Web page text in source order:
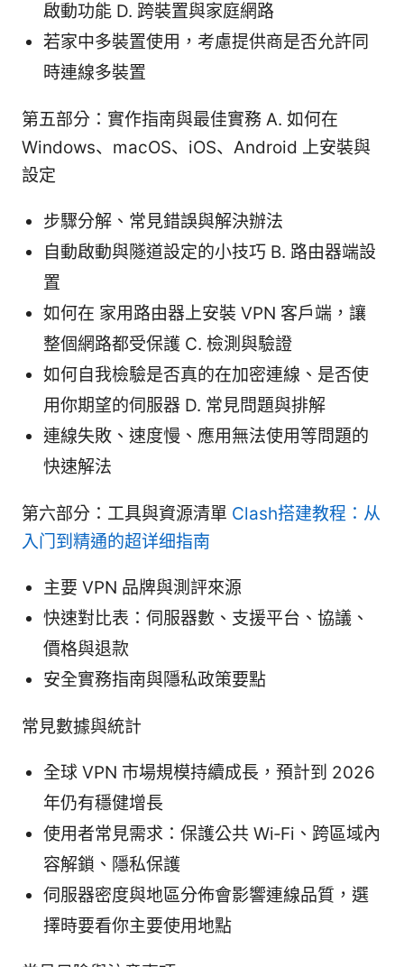
啟動功能 D. 跨裝置與家庭網路
若家中多裝置使用，考慮提供商是否允許同
時連線多裝置
第五部分：實作指南與最佳實務 A. 如何在
Windows、macOS、iOS、Android 上安裝與
設定
步驟分解、常見錯誤與解決辦法
自動啟動與隧道設定的小技巧 B. 路由器端設
置
如何在 家用路由器上安裝 VPN 客戶端，讓
整個網路都受保護 C. 檢測與驗證
如何自我檢驗是否真的在加密連線、是否使
用你期望的伺服器 D. 常見問題與排解
連線失敗、速度慢、應用無法使用等問題的
快速解法
第六部分：工具與資源清單 Clash搭建教程：从
入门到精通的超详细指南
主要 VPN 品牌與測評來源
快速對比表：伺服器數、支援平台、協議、
價格與退款
安全實務指南與隱私政策要點
常見數據與統計
全球 VPN 市場規模持續成長，預計到 2026
年仍有穩健增長
使用者常見需求：保護公共 Wi‑Fi、跨區域內
容解鎖、隱私保護
伺服器密度與地區分佈會影響連線品質，選
擇時要看你主要使用地點